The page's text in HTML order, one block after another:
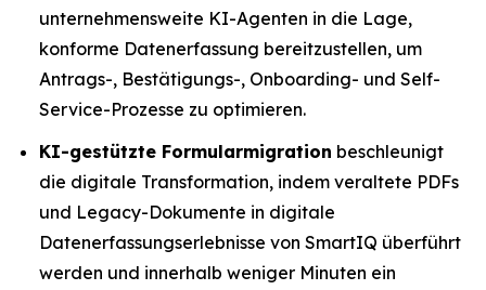
unternehmensweite KI-Agenten in die Lage,
konforme Datenerfassung bereitzustellen, um
Antrags-, Bestätigungs-, Onboarding- und Self-
Service-Prozesse zu optimieren.
KI-gestützte Formularmigration beschleunigt
die digitale Transformation, indem veraltete PDFs
und Legacy-Dokumente in digitale
Datenerfassungserlebnisse von SmartIQ überführt
werden und innerhalb weniger Minuten ein